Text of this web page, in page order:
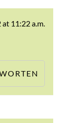
11:22 a.m.